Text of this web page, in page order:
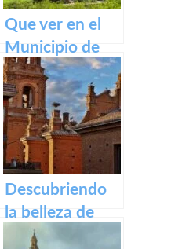
Que ver en el
Municipio de
Ventrosa de La
Rioja
Descubriendo
la belleza de
Alfaro: un